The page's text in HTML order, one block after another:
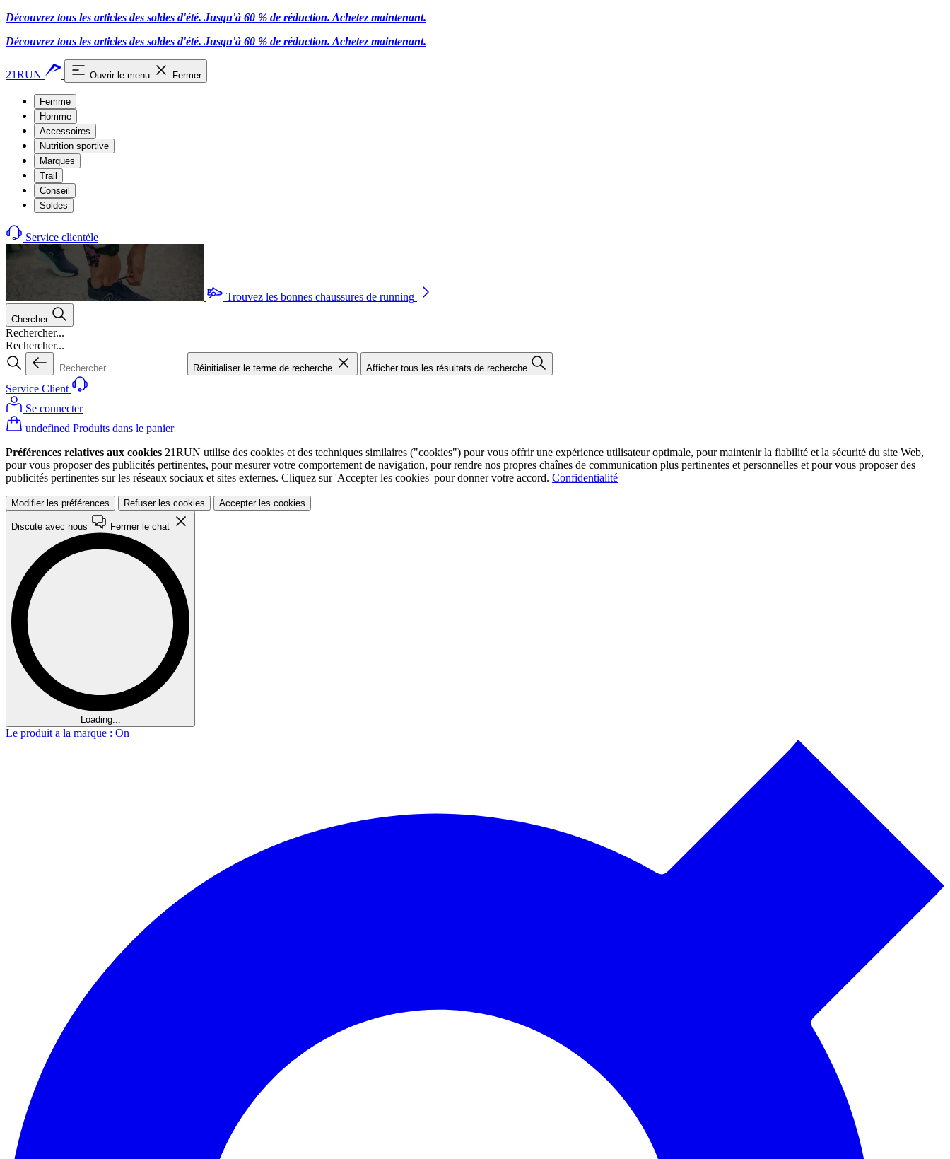
Découvrez tous les articles des soldes d'été. Jusqu'à 60 % de réduction. Achetez maintenant.
Découvrez tous les articles des soldes d'été. Jusqu'à 60 % de réduction. Achetez maintenant.
21RUN Ouvrir le menu Fermer
Femme
Homme
Accessoires
Nutrition sportive
Marques
Trail
Conseil
Soldes
Service clientèle
Trouvez les bonnes chaussures de running
Chercher
Rechercher...
Rechercher...
Réinitialiser le terme de recherche Afficher tous les résultats de recherche
Service Client
Se connecter
undefined Produits dans le panier
Préférences relatives aux cookies 21RUN utilise des cookies et des techniques similaires ("cookies") pour vous offrir une expérience utilisateur optimale, pour maintenir la fiabilité et la sécurité du site Web,
pour vous proposer des publicités pertinentes, pour mesurer votre comportement de navigation, pour rendre nos propres chaînes de communication plus pertinentes et personnelles et pour vous proposer des
publicités pertinentes sur les réseaux sociaux et sites externes. Cliquez sur 'Accepter les cookies' pour donner votre accord. Confidentialité
Modifier les préférences Refuser les cookies Accepter les cookies
Discute avec nous Fermer le chat
Loading...
Le produit a la marque : On